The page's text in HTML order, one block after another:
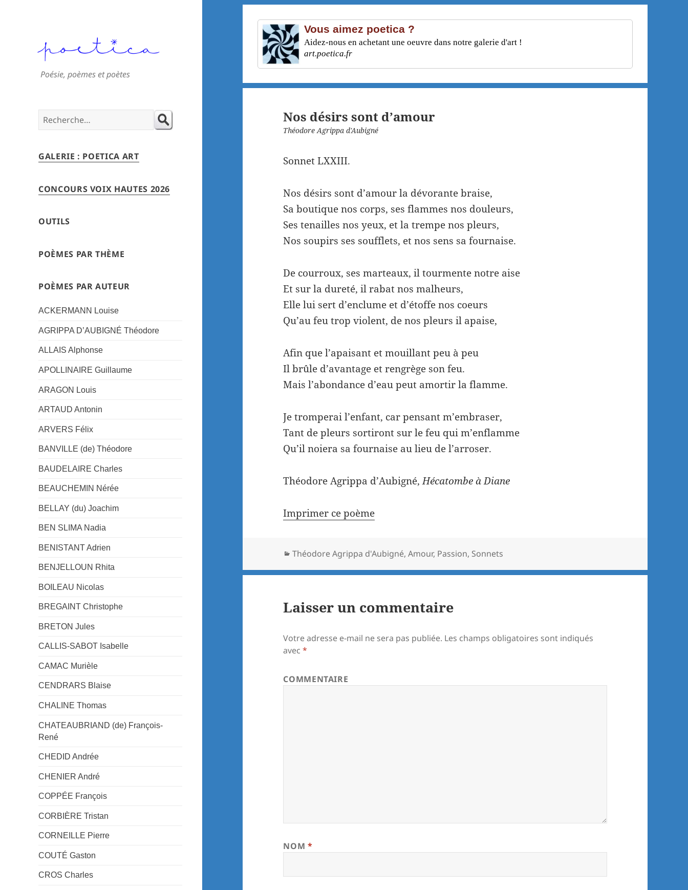
Poésie, poèmes et poètes
Search
for:
GALERIE : POETICA ART
CONCOURS VOIX HAUTES 2026
OUTILS
POÈMES PAR THÈME
POÈMES PAR AUTEUR
ACKERMANN Louise
AGRIPPA D’AUBIGNÉ Théodore
ALLAIS Alphonse
APOLLINAIRE Guillaume
ARAGON Louis
ARTAUD Antonin
ARVERS Félix
BANVILLE (de) Théodore
BAUDELAIRE Charles
BEAUCHEMIN Nérée
BELLAY (du) Joachim
BEN SLIMA Nadia
BENISTANT Adrien
BENJELLOUN Rhita
BOILEAU Nicolas
BREGAINT Christophe
BRETON Jules
CALLIS-SABOT Isabelle
CAMAC Murièle
CENDRARS Blaise
CHALINE Thomas
CHATEAUBRIAND (de) François-
René
CHEDID Andrée
CHENIER André
COPPÉE François
CORBIÈRE Tristan
CORNEILLE Pierre
COUTÉ Gaston
CROS Charles
Vous aimez poetica ?
Aidez-nous en achetant une oeuvre dans notre galerie d'art !
art.poetica.fr
Nos désirs sont d’amour
Théodore Agrippa d'Aubigné
Sonnet LXXIII.
Nos désirs sont d’amour la dévorante braise,
Sa boutique nos corps, ses flammes nos douleurs,
Ses tenailles nos yeux, et la trempe nos pleurs,
Nos soupirs ses soufflets, et nos sens sa fournaise.
De courroux, ses marteaux, il tourmente notre aise
Et sur la dureté, il rabat nos malheurs,
Elle lui sert d’enclume et d’étoffe nos coeurs
Qu’au feu trop violent, de nos pleurs il apaise,
Afin que l’apaisant et mouillant peu à peu
Il brûle d’avantage et rengrège son feu.
Mais l’abondance d’eau peut amortir la flamme.
Je tromperai l’enfant, car pensant m’embraser,
Tant de pleurs sortiront sur le feu qui m’enflamme
Qu’il noiera sa fournaise au lieu de l’arroser.
Théodore Agrippa d’Aubigné,Hécatombe à Diane
Imprimer ce poème
Catégories
Théodore Agrippa d'Aubigné,Amour, Passion, Sonnets
Laisser un commentaire
Votre adresse e-mail ne sera pas publiée. Les champs obligatoires sont indiqués
avec*
COMMENTAIRE
NOM *